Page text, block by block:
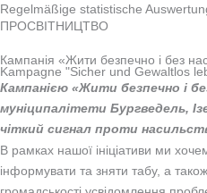
ПРОСВІТНИЦТВО
Кампанія «Жити безпечно і без
Kampagne "Sicher und Gewaltlos
Кампанією «Жити безпечно і
муніципалітети Бургведель,
чіткий сигнал проти
В рамках нашої ініціативи ми
інформувати та зняти табу, а